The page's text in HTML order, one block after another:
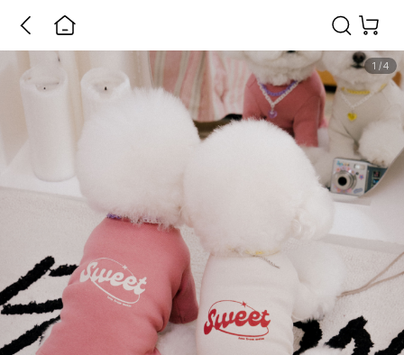
1 /4